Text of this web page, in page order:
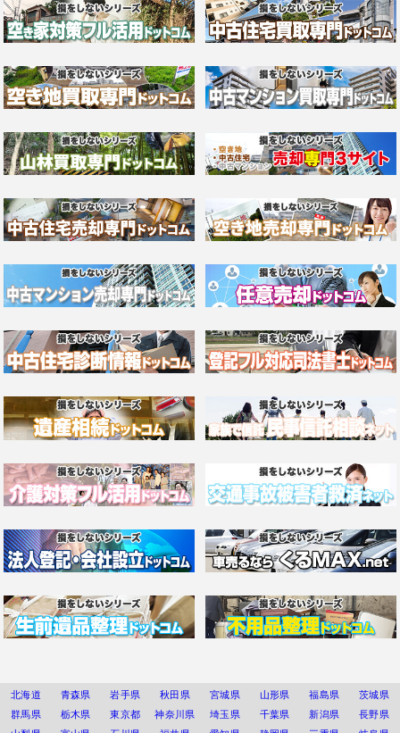
北海道 青森県 岩手県 秋田県 宮城県 山形県 福島県
茨城県
群馬県
栃木県 東京都 神奈川県 埼玉県 千葉県 新潟県
長野県